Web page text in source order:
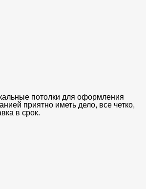
потолки для оформления
приятно иметь дело, все четко,
в срок.